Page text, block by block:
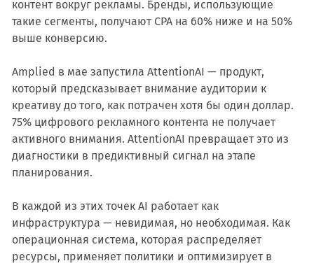
контент вокруг рекламы. Бренды, использующие
такие сегменты, получают CPA на 60% ниже и на 50%
выше конверсию.
Amplied в мае запустила AttentionAI — продукт,
который предсказывает внимание аудитории к
креативу до того, как потрачен хотя бы один доллар.
75% цифрового рекламного контента не получает
активного внимания. AttentionAI превращает это из
диагностики в предиктивный сигнал на этапе
планирования.
В каждой из этих точек AI работает как
инфраструктура — невидимая, но необходимая. Как
операционная система, которая распределяет
ресурсы, применяет политики и оптимизирует в